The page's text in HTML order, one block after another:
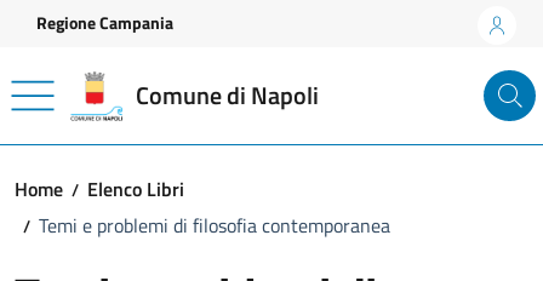
Vai ai contenuti
Vai al footer
Regione Campania
Comune di Napoli
Home
Elenco Libri
Temi e problemi di filosofia contemporanea